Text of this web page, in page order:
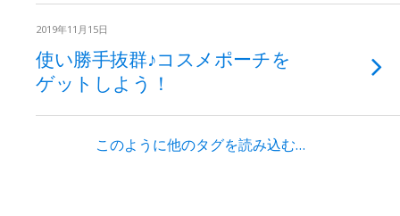
2019年11月15日
使い勝手抜群♪コスメポーチを
ゲットしよう！
このように他のタグを読み込む…